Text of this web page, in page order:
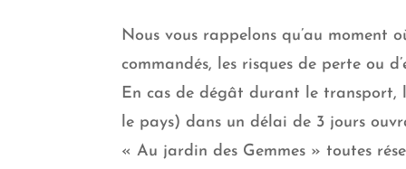
Nous vous rappelons qu’au moment
commandés, les risques de perte ou
En cas de dégât durant le transport,
le pays) dans un délai de 3 jours
« Au jardin des Gemmes » toutes